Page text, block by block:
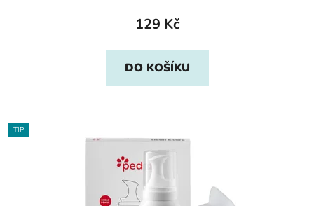
129 Kč
DO KOŠÍKU
TIP